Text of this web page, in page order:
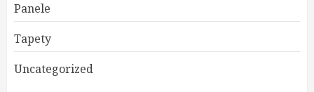
Panele
Tapety
Uncategorized